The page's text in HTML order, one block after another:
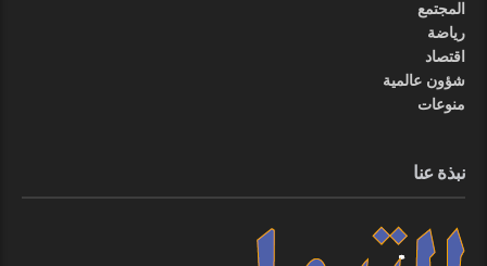
المجتمع
رياضة
اقتصاد
شؤون عالمية
منوعات
نبذة عنا